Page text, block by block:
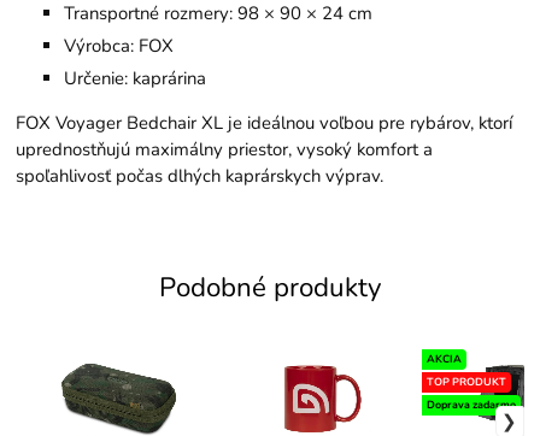
Transportné rozmery: 98 × 90 × 24 cm
Výrobca: FOX
Určenie: kaprárina
FOX Voyager Bedchair XL je ideálnou voľbou pre rybárov, ktorí
uprednostňujú maximálny priestor, vysoký komfort a
spoľahlivosť počas dlhých kaprárskych výprav.
Podobné produkty
AKCIA
TOP PRODUKT
Doprava zadarmo